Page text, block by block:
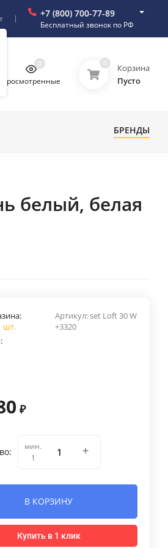
+7 (800) 700-77-89
Бесплатный звонок по РФ
Просмотренные
0 0
Корзина
Пусто
БРЕНДЫ
белый, белая
Артикул:set Loft 30 W
+3320
шт.
₽
мин.
1
В КОРЗИНУ
Купить в 1 клик